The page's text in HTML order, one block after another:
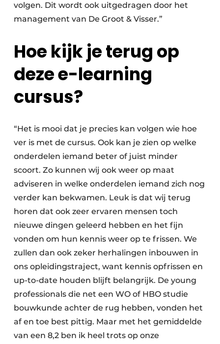
volgen. Dit wordt ook uitgedragen door het
management van De Groot & Visser.”
Hoe kijk je terug op
deze e-learning
cursus?
“Het is mooi dat je precies kan volgen wie hoe
ver is met de cursus. Ook kan je zien op welke
onderdelen iemand beter of juist minder
scoort. Zo kunnen wij ook weer op maat
adviseren in welke onderdelen iemand zich nog
verder kan bekwamen. Leuk is dat wij terug
horen dat ook zeer ervaren mensen toch
nieuwe dingen geleerd hebben en het fijn
vonden om hun kennis weer op te frissen. We
zullen dan ook zeker herhalingen inbouwen in
ons opleidingstraject, want kennis opfrissen en
up-to-date houden blijft belangrijk. De young
professionals die net een WO of HBO studie
bouwkunde achter de rug hebben, vonden het
af en toe best pittig. Maar met het gemiddelde
van een 8,2 ben ik heel trots op onze